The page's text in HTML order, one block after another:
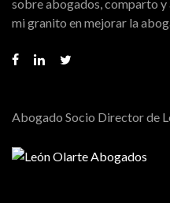
sobre abogados, comparto
mi granito en mejorar la
Abogado Socio Director de